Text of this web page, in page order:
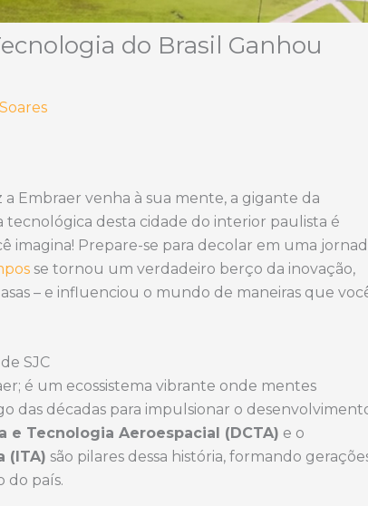
do Brasil Ganhou
a Embraer venha à sua mente, a gigante da
tecnológica desta cidade do interior paulista é
imagina! Prepare-se para decolar em uma
se tornou um verdadeiro berço da inovação,
– e influenciou o mundo de maneiras que
SJC
é um ecossistema vibrante onde mentes
das décadas para impulsionar o
e Tecnologia Aeroespacial (DCTA) e o
(ITA) são pilares dessa história, formando
do país.